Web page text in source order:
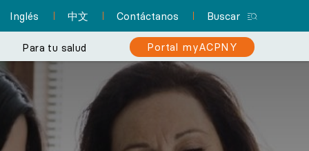
Inglés 中文 Contáctanos Buscar
Regístrate en el portal
Profesionales de
paciente
simplifica tu
Centro de recursos para
Para tu salud Portal myACPNY